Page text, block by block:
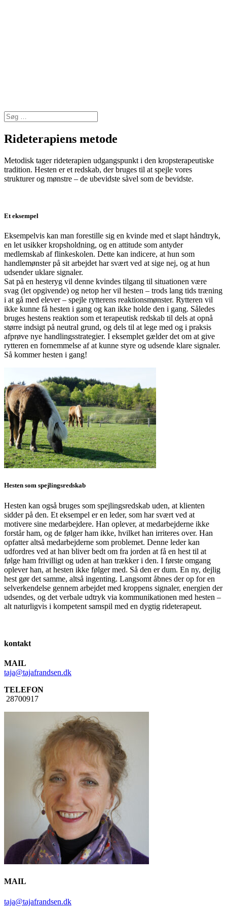
Rideterapiens metode
Metodisk tager rideterapien udgangspunkt i den kropsterapeutiske
tradition. Hesten er et redskab, der bruges til at spejle vores
strukturer og mønstre – de ubevidste såvel som de bevidste.
Et eksempel
Eksempelvis kan man forestille sig en kvinde med et slapt håndtryk,
en let usikker kropsholdning, og en attitude som antyder
medlemskab af flinkeskolen. Dette kan indicere, at hun som
handlemønster på sit arbejdet har svært ved at sige nej, og at hun
udsender uklare signaler.
Sat på en hesteryg vil denne kvindes tilgang til situationen være
svag (let opgivende) og netop her vil hesten – trods lang tids træning
i at gå med elever – spejle rytterens reaktionsmønster. Rytteren vil
ikke kunne få hesten i gang og kan ikke holde den i gang. Således
bruges hestens reaktion som et terapeutisk redskab til dels at opnå
større indsigt på neutral grund, og dels til at lege med og i praksis
afprøve nye handlingsstrategier. I eksemplet gælder det om at give
rytteren en fornemmelse af at kunne styre og udsende klare signaler.
Så kommer hesten i gang!
Hesten som spejlingsredskab
Hesten kan også bruges som spejlingsredskab uden, at klienten
sidder på den. Et eksempel er en leder, som har svært ved at
motivere sine medarbejdere. Han oplever, at medarbejderne ikke
forstår ham, og de følger ham ikke, hvilket han irriteres over. Han
opfatter altså medarbejderne som problemet. Denne leder kan
udfordres ved at han bliver bedt om fra jorden at få en hest til at
følge ham frivilligt og uden at han trækker i den. I første omgang
oplever han, at hesten ikke følger med. Så den er dum. En ny, dejlig
hest gør det samme, altså ingenting. Langsomt åbnes der op for en
selverkendelse gennem arbejdet med kroppens signaler, energien der
udsendes, og det verbale udtryk via kommunikationen med hesten –
alt naturligvis i kompetent samspil med en dygtig rideterapeut.
kontakt
MAIL
taja@tajafrandsen.dk
TELEFON
28700917
MAIL
taja@tajafrandsen.dk